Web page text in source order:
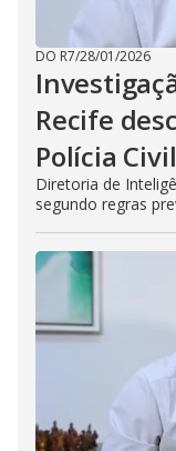
DO R7/28/01/2026
Recife
Polícia
Diretoria de
segundo regras